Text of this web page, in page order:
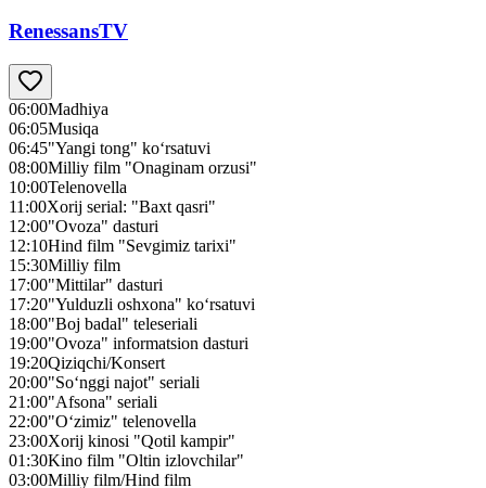
RenessansTV
06:00Madhiya
06:05Musiqa
06:45"Yangi tong" ko‘rsatuvi
08:00Milliy film "Onaginam orzusi"
10:00Telenovella
11:00Xorij serial: "Baxt qasri"
12:00"Ovoza" dasturi
12:10Hind film "Sevgimiz tarixi"
15:30Milliy film
17:00"Mittilar" dasturi
17:20"Yulduzli oshxona" ko‘rsatuvi
18:00"Boj badal" teleseriali
19:00"Ovoza" informatsion dasturi
19:20Qiziqchi/Konsert
20:00"So‘nggi najot" seriali
21:00"Afsona" seriali
22:00"O‘zimiz" telenovella
23:00Xorij kinosi "Qotil kampir"
01:30Kino film "Oltin izlovchilar"
03:00Milliy film/Hind film